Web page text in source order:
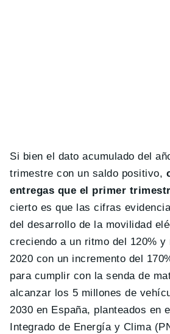
Si bien el dato acumulado del
trimestre con un saldo positivo,
entregas que el primer
cierto es que las cifras
del desarrollo de la movilidad
creciendo a un ritmo del 120%
2020 con un incremento del
para cumplir con la senda de
alcanzar los 5 millones de
2030 en España, planteados en
Integrado de Energía y Clima